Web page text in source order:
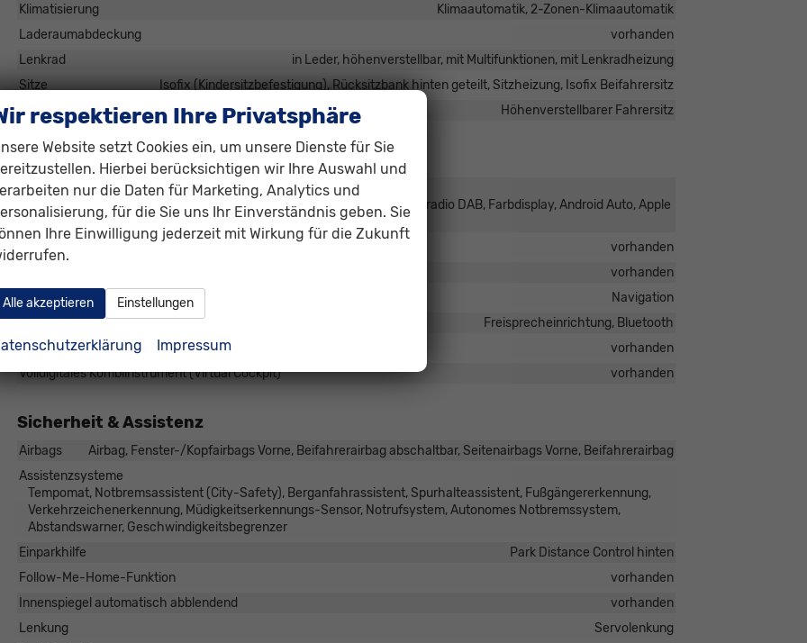
Klimatisierung
Klimaautomatik, 2-Zonen-Klimaautomatik
Laderaumabdeckung
vorhanden
Lenkrad
in Leder, höhenverstellbar, mit Multifunktionen, mit Lenkradheizung
Sitze
Isofix (Kindersitzbefestigung), Rücksitzbank hinten geteilt, Sitzheizung, Isofix Beifahrersitz
Sitze: Verstellbarkeit
Höhenverstellbarer Fahrersitz
Infotainment & Kommunikation
Audioanlage
Radio/MP3-Player, Radio, Schnittstelle MP3, Schnittstelle USB, Digitalradio DAB, Farbdisplay, Android Auto, Apple
CarPlay, Musikstreaming integriert, Touchscreen
Außentemperaturanzeige
vorhanden
vorhanden
Navigationssystem
Navigation
Telefon
Freisprecheinrichtung, Bluetooth
Uhr & Drehzahlmesser
vorhanden
Volldigitales Kombiinstrument (Virtual Cockpit)
vorhanden
Sicherheit & Assistenz
Airbags
Airbag, Fenster-/Kopfairbags Vorne, Beifahrerairbag abschaltbar, Seitenairbags Vorne, Beifahrerairbag
Assistenzsysteme
Tempomat, Notbremsassistent (City-Safety), Berganfahrassistent, Spurhalteassistent, Fußgängererkennung,
Verkehrzeichenerkennung, Müdigkeitserkennungs-Sensor, Notrufsystem, Autonomes Notbremssystem,
Abstandswarner, Geschwindigkeitsbegrenzer
Einparkhilfe
Park Distance Control hinten
Follow-Me-Home-Funktion
vorhanden
Innenspiegel automatisch abblendend
vorhanden
Lenkung
Servolenkung
respektieren Ihre Privatsphäre
Website setzt Cookies ein, um unsere Dienste für Sie
Hierbei berücksichtigen wir Ihre Auswahl und
nur die Daten für Marketing, Analytics und
für die Sie uns Ihr Einverständnis geben. Sie
Ihre Einwilligung jederzeit mit Wirkung für die Zukunft
Alle akzeptieren Einstellungen
Impressum